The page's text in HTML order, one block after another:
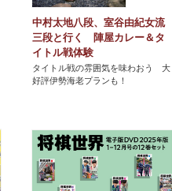
中村太地八段、室谷由紀女流
三段と行く 陣屋カレー＆タ
イトル戦体験
タイトル戦の雰囲気を味わおう 大
好評伊勢海老プランも！